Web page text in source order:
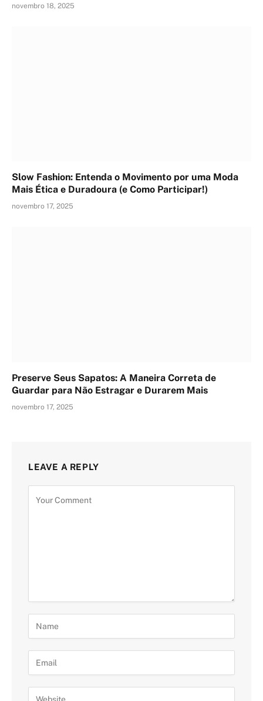
novembro 18, 2025
Slow Fashion: Entenda o Movimento por uma Moda
Mais Ética e Duradoura (e Como Participar!)
novembro 17, 2025
Preserve Seus Sapatos: A Maneira Correta de
Guardar para Não Estragar e Durarem Mais
novembro 17, 2025
LEAVE A REPLY